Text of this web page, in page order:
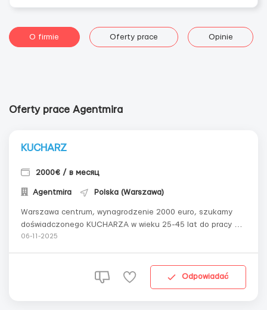
O firmie Oferty prace Opinie
Oferty prace Agentmira
KUCHARZ
2000€ / в месяц
Agentmira Polska (Warszawa)
Warszawa centrum, wynagrodzenie 2000 euro, szukamy
doświadczonego KUCHARZA w wieku 25-45 lat do pracy w
rodzinie, z prawem jazdy na zakupy produktówW rodzinie
zdrowego żywienia, naturalnych p...
06-11-2025
Odpowiadać